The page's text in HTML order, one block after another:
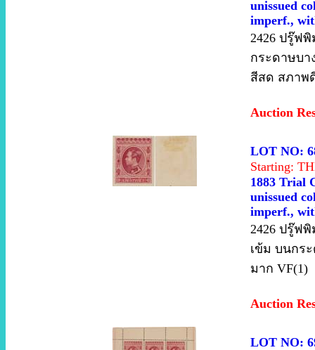
unissued
imperf.,
2426 ปรู๊ฟ
กระดาษบา
สีสด สภาพ
Auction
LOT NO:
Starting:
1883 Trial
unissued
imperf.,
2426 ปรู๊ฟ
เข้ม บนกร
มาก VF(1)
Auction
LOT NO: